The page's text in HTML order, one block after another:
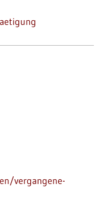
vergangene-